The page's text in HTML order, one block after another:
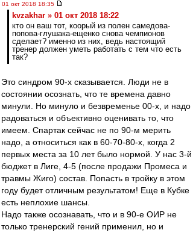
01 окт 2018 18:35
kvzakhar » 01 окт 2018 18:22
кто он ваш тот, коорый из полен самедова-
попова-глушака-ещенко снова чемпионов
сделает? именно из них, ведь настоящий
тренер должен уметь работать с тем что есть
так?
Это синдром 90-х сказывается. Люди не в
состоянии осознать, что те времена давно
минули. Но минуло и безвременье 00-х, и надо
радоваться и объективно оценивать то, что
имеем. Спартак сейчас не по 90-м мерить
надо, а относиться как в 60-70-80-х, когда 2
первых места за 10 лет было нормой. У нас 3-й
бюджет в Лиге, 4-5 (после продажи Промеса и
травмы Жиго) состав. Попасть в тройку в этом
году будет отличным результатом! Еще в Кубке
есть неплохие шансы.
Надо также осознавать, что и в 90-е ОИР не
только тренерский гений применил, но и